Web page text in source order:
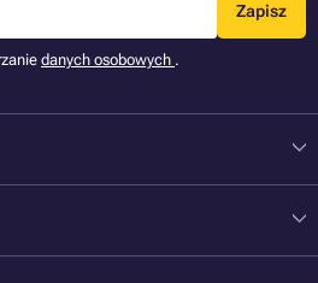
Zapisz
danych osobowych .